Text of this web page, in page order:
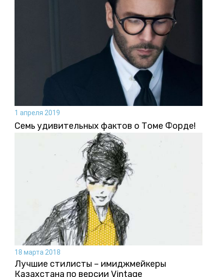
1 апреля 2019
Семь удивительных фактов о Томе Форде!
18 марта 2018
Лучшие стилисты – имиджмейкеры
Казахстана по версии Vintage